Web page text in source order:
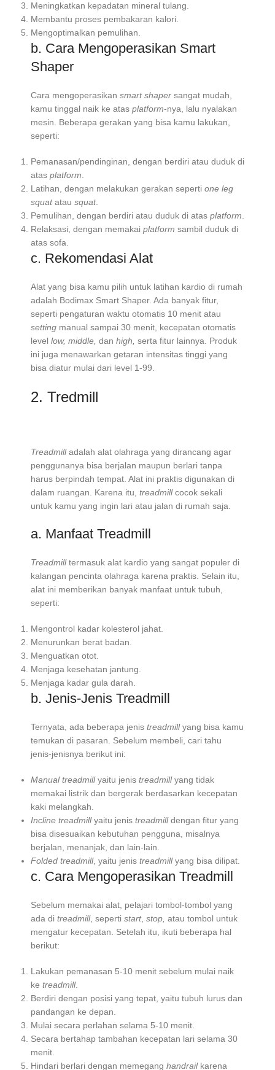
Meningkatkan kepadatan mineral tulang.
Membantu proses pembakaran kalori.
Mengoptimalkan pemulihan.
b. Cara Mengoperasikan Smart
Shaper
Cara mengoperasikan smart shaper sangat mudah,
kamu tinggal naik ke atas platform-nya, lalu nyalakan
mesin. Beberapa gerakan yang bisa kamu lakukan,
seperti:
Pemanasan/pendinginan, dengan berdiri atau duduk di
atas platform
Latihan, dengan melakukan gerakan seperti one leg
squatatau squat.
Pemulihan, dengan berdiri atau duduk di atas platform
Relaksasi, dengan memakai platform sambil duduk di
atas sofa.
c. Rekomendasi Alat
Alat yang bisa kamu pilih untuk latihan kardio di rumah
adalah Bodimax Smart Shaper. Ada banyak fitur,
seperti pengaturan waktu otomatis 10 menit atau
setting manual sampai 30 menit, kecepatan otomatis
level low, middle, dan high, serta fitur lainnya. Produk
ini juga menawarkan getaran intensitas tinggi yang
bisa diatur mulai dari level 1-99.
2. Tredmill
Treadmilladalah alat olahraga yang dirancang agar
penggunanya bisa berjalan maupun berlari tanpa
harus berpindah tempat. Alat ini praktis digunakan di
dalam ruangan. Karena itu, treadmillcocok sekali
untuk kamu yang ingin lari atau jalan di rumah saja.
a. Manfaat Treadmill
Treadmilltermasuk alat kardio yang sangat populer di
kalangan pencinta olahraga karena praktis. Selain itu,
alat ini memberikan banyak manfaat untuk tubuh,
seperti:
Mengontrol kadar kolesterol jahat.
Menurunkan berat badan.
Menguatkan otot.
Menjaga kesehatan jantung.
Menjaga kadar gula darah.
b. Jenis-Jenis Treadmill
Ternyata, ada beberapa jenis treadmillyang bisa kamu
temukan di pasaran. Sebelum membeli, cari tahu
jenis-jenisnya berikut ini:
Manual treadmillyaitu jenis treadmillyang tidak
memakai listrik dan bergerak berdasarkan kecepatan
kaki melangkah.
Incline treadmillyaitu jenis treadmilldengan fitur yang
bisa disesuaikan kebutuhan pengguna, misalnya
berjalan, menanjak, dan lain-lain.
Folded treadmill, yaitu jenis treadmillyang bisa dilipat.
c. Cara Mengoperasikan Treadmill
Sebelum memakai alat, pelajari tombol-tombol yang
ada di treadmill, seperti start, stop, atau tombol untuk
mengatur kecepatan. Setelah itu, ikuti beberapa hal
berikut:
Lakukan pemanasan 5-10 menit sebelum mulai naik
ke treadmill.
Berdiri dengan posisi yang tepat, yaitu tubuh lurus dan
pandangan ke depan.
Mulai secara perlahan selama 5-10 menit.
Secara bertahap tambahan kecepatan lari selama 30
menit.
Hindari berlari dengan memegang handrailkarena